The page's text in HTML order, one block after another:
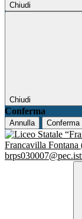
Chiudi
Chiudi
Conferma
Annulla Conferma
Francavilla Fontana